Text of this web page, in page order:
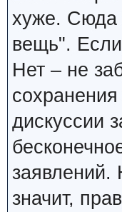
хуже. Сюда
вещь".
Нет – не
дискуссии
заявлений.
значит,